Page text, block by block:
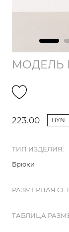
МОДЕЛЬ
223.00 BYN
ТИП ИЗДЕЛИЯ:
Брюки
РАЗМЕРНАЯ
ТАБЛИЦА